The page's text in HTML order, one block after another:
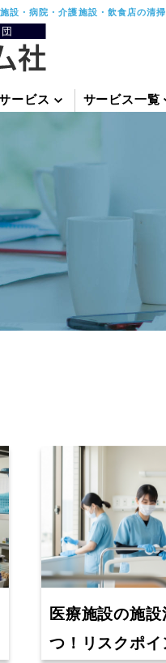
・病院・介護施設・飲食店の清
ービス サービス一覧
医療施設の施
つ！リスクポ